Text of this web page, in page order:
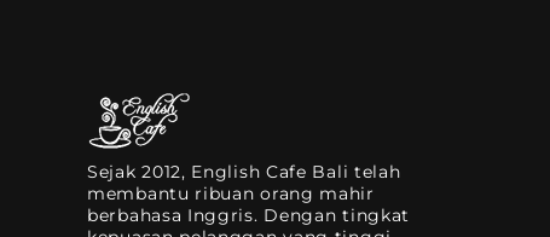
Sejak 2012, English Cafe Bali telah
membantu ribuan orang mahir
berbahasa Inggris. Dengan tingkat